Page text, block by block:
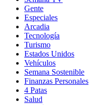
Gente
Especiales
Arcadia
Tecnología
Turismo
Estados Unidos
Vehículos
Semana Sostenible
Finanzas Personales
4 Patas
Salud